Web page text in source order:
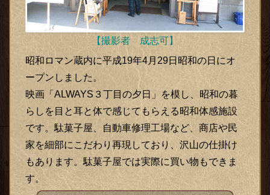
【撮影者 成志可】
昭和ロマン蔵内に平成19年4月29日昭和の日にオ
ープンしました。
映画「ALWAYS３丁目の夕日」を模し、昭和の暮
らしを目と耳と体で感じてもらえる昭和体感施設
です。駄菓子屋、自動車修理工場など、商店や民
家を細部にこだわり再現しており、沢山の仕掛け
もあります。駄菓子屋では実際に買い物もできま
す。